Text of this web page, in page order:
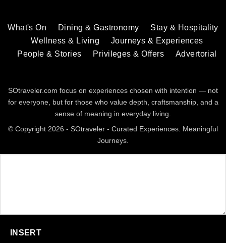
What's On Dining & Gastronomy
Stay & Hospitality
Wellness & Living
Journeys & Experiences
People & Stories
Privileges & Offers Advertorial
SOtraveler.com focus on experiences chosen with intention — not
for everyone, but for those who value depth, craftsmanship, and a
sense of meaning in everyday living.
© Copyright 2026 - SOtraveler - Curated Experiences. Meaningful
Journeys.
INSERT